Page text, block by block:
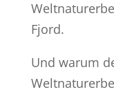
Fjord.
Und warum